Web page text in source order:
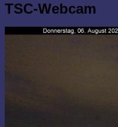
TSC-Webcam